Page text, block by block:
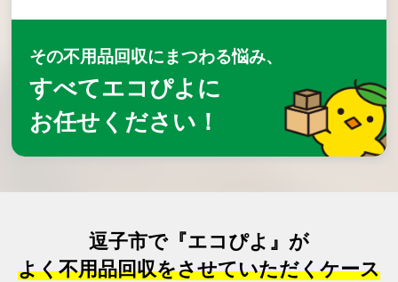
その不用品回収にまつわる悩み、
すべてエコぴよに
お任せください！
逗子市で『エコぴよ』が
よく不用品回収をさせていただくケース